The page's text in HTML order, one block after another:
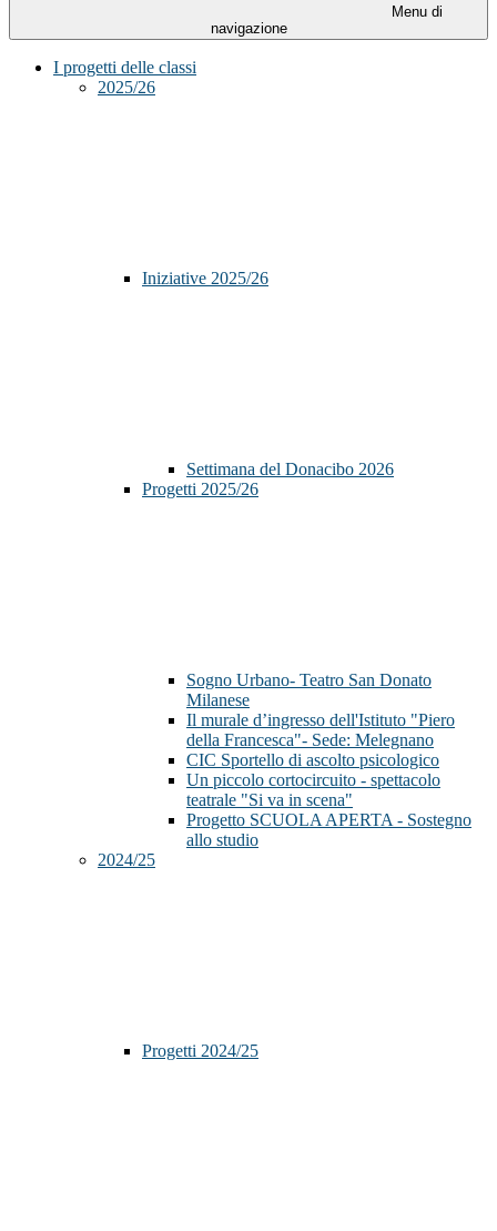
Menu di
navigazione
I progetti delle classi
2025/26
Iniziative 2025/26
Settimana del Donacibo 2026
Progetti 2025/26
Sogno Urbano- Teatro San Donato
Milanese
Il murale d’ingresso dell'Istituto "Piero
della Francesca"- Sede: Melegnano
CIC Sportello di ascolto psicologico
Un piccolo cortocircuito - spettacolo
teatrale "Si va in scena"
Progetto SCUOLA APERTA - Sostegno
allo studio
2024/25
Progetti 2024/25